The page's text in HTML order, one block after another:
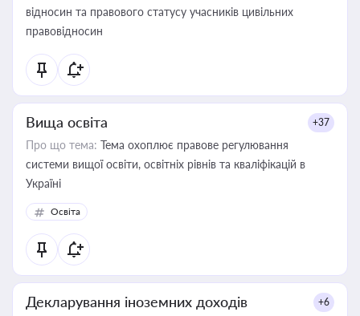
відносин та правового статусу учасників цивільних
правовідносин
Вища освіта +37
Про що тема: Тема охоплює правове регулювання
системи вищої освіти, освітніх рівнів та кваліфікацій в
Україні
Освіта
Декларування іноземних доходів +6